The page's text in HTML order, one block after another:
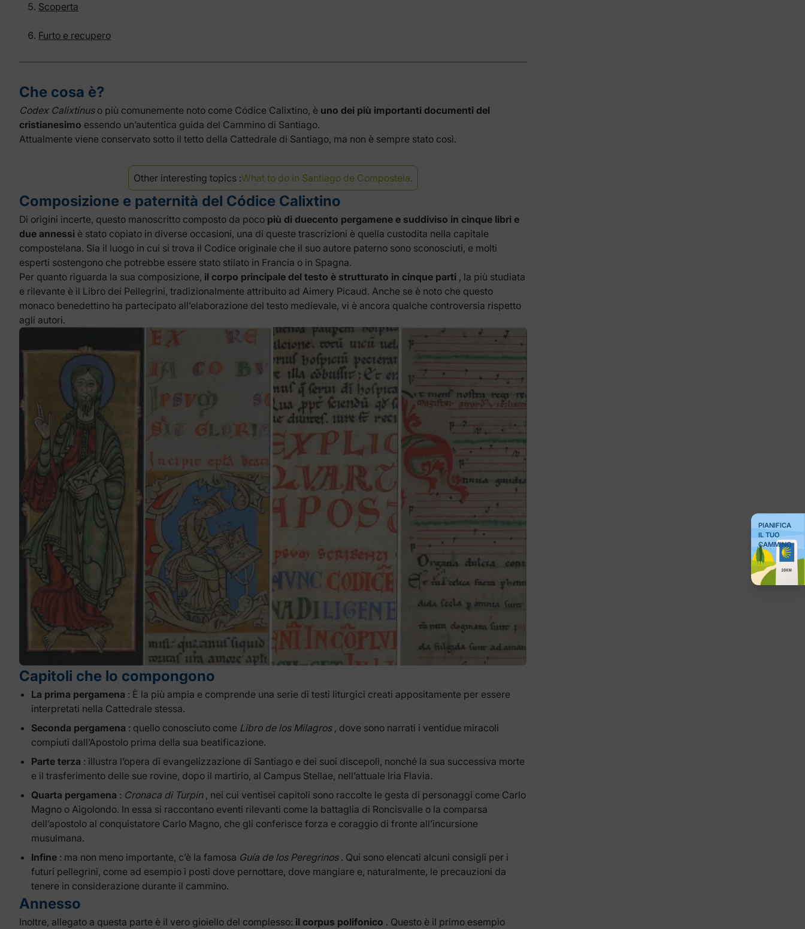
PIANIFICA
IL TUO
CAMMINO
Scoperta
Furto e recupero
Che cosa è?
Codex Calixtinuso più comunemente noto come Códice Calixtino, è uno dei più importanti documenti del
cristianesimo essendo un’autentica guida del Cammino di Santiago.
Attualmente viene conservato sotto il tetto della Cattedrale di Santiago, ma non è sempre stato così.
Other interesting topics :What to do in Santiago de Compostela.
Composizione e paternità del Códice Calixtino
Di origini incerte, questo manoscritto composto da poco più di duecento pergamene e suddiviso in cinque libri e
due annessi è stato copiato in diverse occasioni, una di queste trascrizioni è quella custodita nella capitale
compostelana. Sia il luogo in cui si trova il Codice originale che il suo autore paterno sono sconosciuti, e molti
esperti sostengono che potrebbe essere stato stilato in Francia o in Spagna.
Per quanto riguarda la sua composizione, il corpo principale del testo è strutturato in cinque parti , la più studiata
e rilevante è il Libro dei Pellegrini, tradizionalmente attribuito ad Aimery Picaud. Anche se è noto che questo
monaco benedettino ha partecipato all’elaborazione del testo medievale, vi è ancora qualche controversia rispetto
agli autori.
Capitoli che lo compongono
La prima pergamena : È la più ampia e comprende una serie di testi liturgici creati appositamente per essere
interpretati nella Cattedrale stessa.
Seconda pergamena : quello conosciuto come Libro de los Milagros, dove sono narrati i ventidue miracoli
compiuti dall’Apostolo prima della sua beatificazione.
Parte terza : illustra l’opera di evangelizzazione di Santiago e dei suoi discepoli, nonché la sua successiva morte
e il trasferimento delle sue rovine, dopo il martirio, al Campus Stellae, nell’attuale Iria Flavia.
Quarta pergamena : Cronaca di Turpin, nei cui ventisei capitoli sono raccolte le gesta di personaggi come Carlo
Magno o Aigolondo. In essa si raccontano eventi rilevanti come la battaglia di Roncisvalle o la comparsa
dell’apostolo al conquistatore Carlo Magno, che gli conferisce forza e coraggio di fronte all’incursione
musulmana.
Infine : ma non meno importante, c’è la famosa Guía de los Peregrinos. Qui sono elencati alcuni consigli per i
futuri pellegrini, come ad esempio i posti dove pernottare, dove mangiare e, naturalmente, le precauzioni da
tenere in considerazione durante il cammino.
Annesso
Inoltre, allegato a questa parte è il vero gioiello del complesso: il corpus polifonico . Questo è il primo esempio